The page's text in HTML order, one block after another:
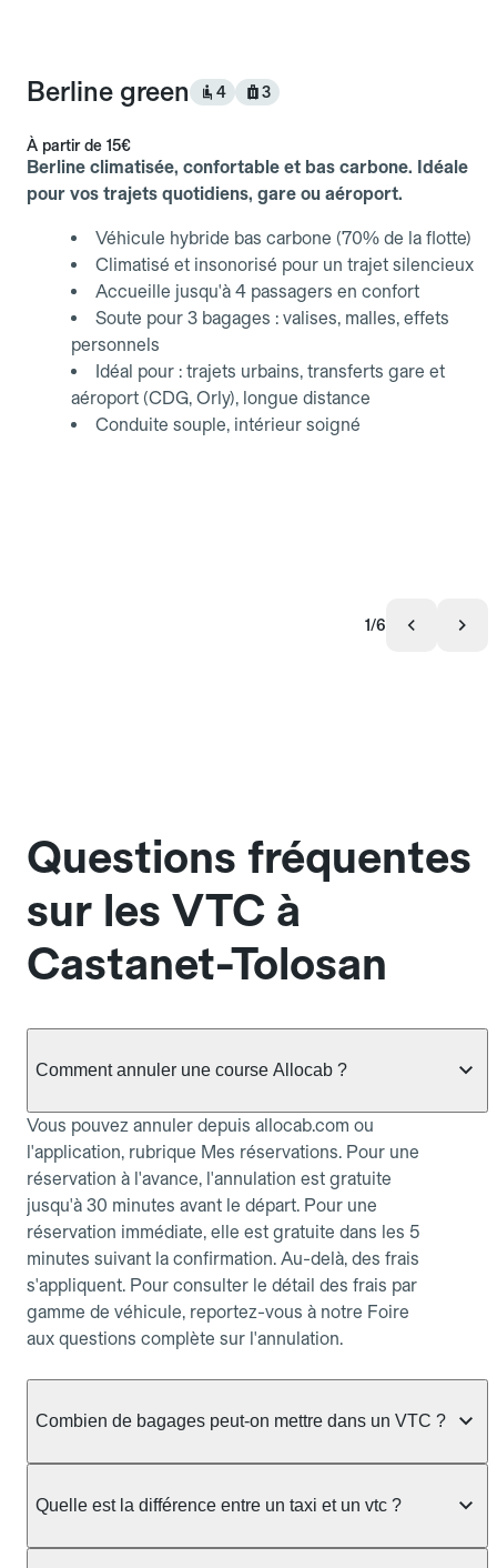
Berline green 4 3
À partir de 15€
Berline climatisée, confortable et bas carbone. Idéale
pour vos trajets quotidiens, gare ou aéroport.
Véhicule hybride bas carbone (70% de la flotte)
Climatisé et insonorisé pour un trajet silencieux
Accueille jusqu'à 4 passagers en confort
Soute pour 3 bagages : valises, malles, effets
personnels
Idéal pour : trajets urbains, transferts gare et
aéroport (CDG, Orly), longue distance
Conduite souple, intérieur soigné
1/6
Questions fréquentes
sur les VTC à
Castanet-Tolosan
Comment annuler une course Allocab ?
Vous pouvez annuler depuis allocab.com ou
l'application, rubrique Mes réservations. Pour une
réservation à l'avance, l'annulation est gratuite
jusqu'à 30 minutes avant le départ. Pour une
réservation immédiate, elle est gratuite dans les 5
minutes suivant la confirmation. Au-delà, des frais
s'appliquent. Pour consulter le détail des frais par
gamme de véhicule, reportez-vous à notre Foire
aux questions complète sur l'annulation.
Combien de bagages peut-on mettre dans un VTC ?
réservée :
Berline, Green, Berline Affaires, VAO : jusqu'à 3
Quelle est la différence entre un taxi et un vtc ?